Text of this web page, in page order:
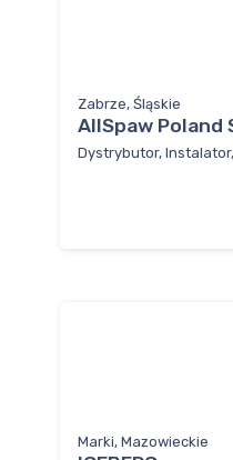
Zabrze, Śląskie
AllSpaw Poland
Dystrybutor,
Marki, Mazowieckie